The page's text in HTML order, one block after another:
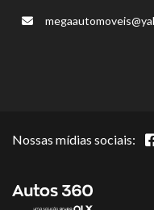
Nossas mídias sociais: